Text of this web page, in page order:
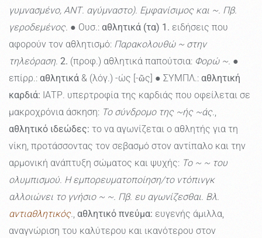
γυμνασμένο, ΑΝΤ. αγύμναστο). Εμφανίσιμος και ~. Πβ.
γεροδεμένος. ● Ουσ.: αθλητικά (τα) 1. ειδήσεις που
αφορούν τον αθλητισμό: Παρακολουθώ ~ στην
τηλεόραση. 2. (προφ.) αθλητικά παπούτσια: Φορώ ~. ●
επίρρ.: αθλητικά & (λόγ.) -ώς [-ῶς] ● ΣΥΜΠΛ.: αθλητική
καρδιά: ΙΑΤΡ. υπερτροφία της καρδιάς που οφείλεται σε
μακροχρόνια άσκηση: Το σύνδρομο της ~ής ~άς.,
αθλητικό ιδεώδες: το να αγωνίζεται ο αθλητής για τη
νίκη, προτάσσοντας τον σεβασμό στον αντίπαλο και την
αρμονική ανάπτυξη σώματος και ψυχής: Το ~ ~ του
ολυμπισμού. Η εμπορευματοποίηση/το ντόπινγκ
αλλοιώνει το γνήσιο ~ ~. Πβ. ευ αγωνίζεσθαι. Βλ.
αντιαθλητικός., αθλητικό πνεύμα: ευγενής άμιλλα,
αναγνώριση του καλύτερου και ικανότερου στον